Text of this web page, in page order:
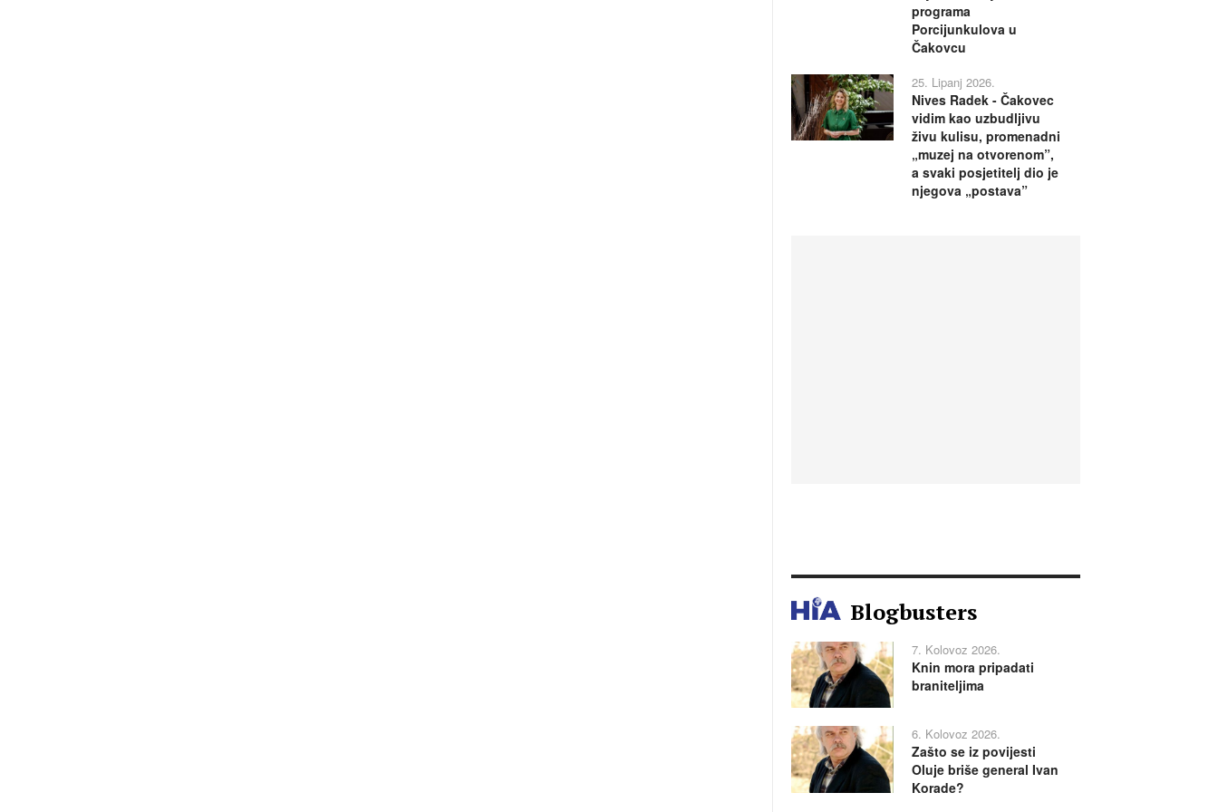
programa
Porcijunkulova u
Čakovcu
25. Lipanj 2026.
Nives Radek - Čakovec
vidim kao uzbudljivu
živu kulisu, promenadni
„muzej na otvorenom”,
a svaki posjetitelj dio je
njegova „postava”
Blogbusters
7. Kolovoz 2026.
Knin mora pripadati
braniteljima
6. Kolovoz 2026.
Zašto se iz povijesti
Oluje briše general Ivan
Korade?